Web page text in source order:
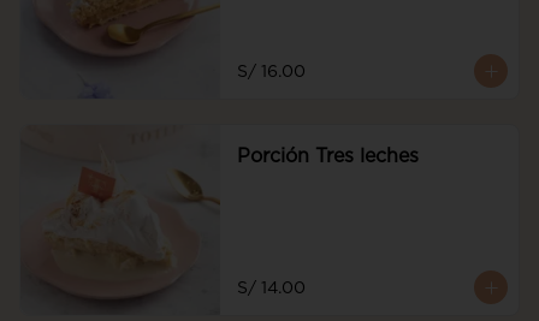
S/ 16.00
Porción Tres leches
S/ 14.00